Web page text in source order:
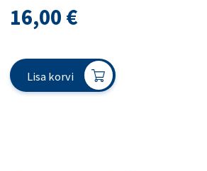
16,00 €
Lisa korvi